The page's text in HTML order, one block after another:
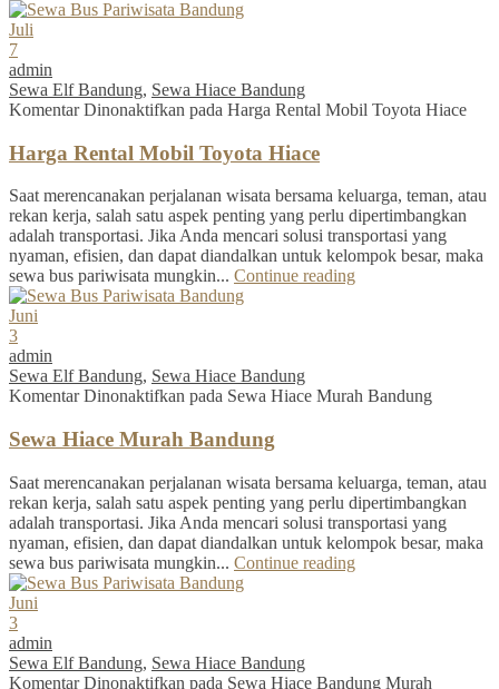
Juli
7
admin
Sewa Elf Bandung, Sewa Hiace Bandung
Komentar Dinonaktifkan pada Harga Rental Mobil Toyota Hiace
Harga Rental Mobil Toyota Hiace
Saat merencanakan perjalanan wisata bersama keluarga, teman, atau
rekan kerja, salah satu aspek penting yang perlu dipertimbangkan
adalah transportasi. Jika Anda mencari solusi transportasi yang
nyaman, efisien, dan dapat diandalkan untuk kelompok besar, maka
sewa bus pariwisata mungkin... Continue reading
Juni
3
admin
Sewa Elf Bandung, Sewa Hiace Bandung
Komentar Dinonaktifkan pada Sewa Hiace Murah Bandung
Sewa Hiace Murah Bandung
Saat merencanakan perjalanan wisata bersama keluarga, teman, atau
rekan kerja, salah satu aspek penting yang perlu dipertimbangkan
adalah transportasi. Jika Anda mencari solusi transportasi yang
nyaman, efisien, dan dapat diandalkan untuk kelompok besar, maka
sewa bus pariwisata mungkin... Continue reading
Juni
3
admin
Sewa Elf Bandung, Sewa Hiace Bandung
Komentar Dinonaktifkan pada Sewa Hiace Bandung Murah